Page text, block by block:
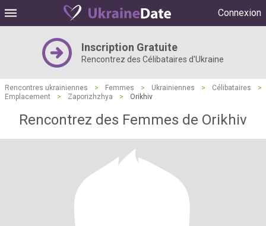
Connexion
Inscription Gratuite
Rencontrez des Célibataires d'Ukraine
Rencontres ukrainiennes > Femmes > Ukrainiennes > Célibataires
>
Emplacement
> Zaporizhzhya > Orikhiv
Rencontrez des Femmes de Orikhiv